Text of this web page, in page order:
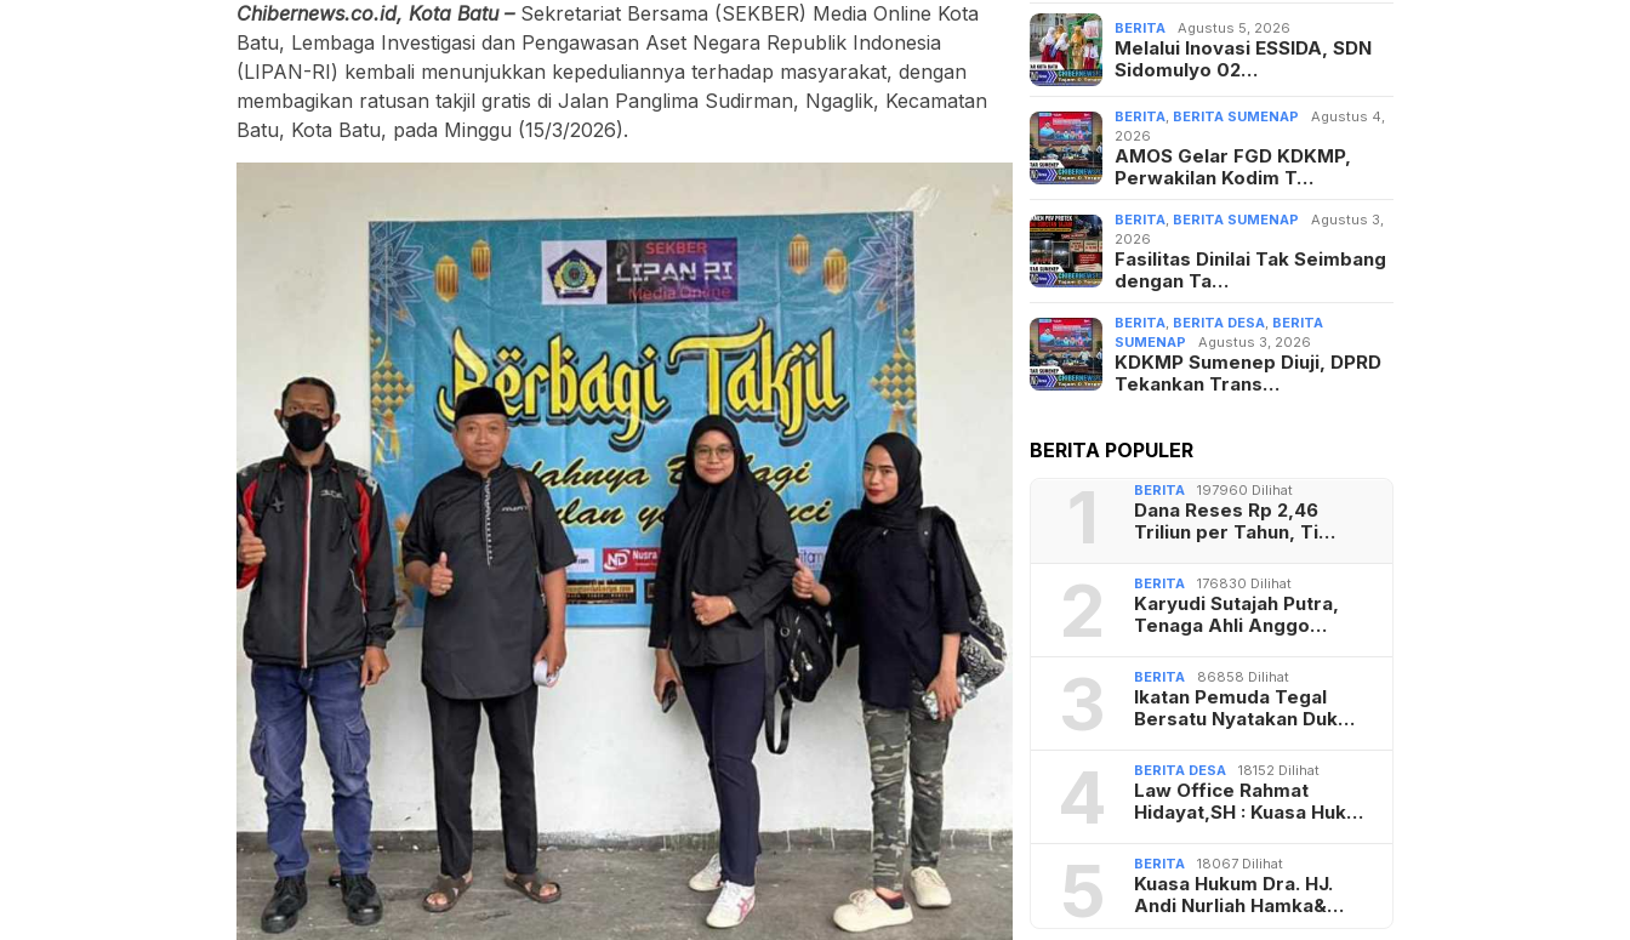
Chibernews.co.id, Kota Batu –Sekretariat Bersama (SEKBER) Media Online Kota
Batu, Lembaga Investigasi dan Pengawasan Aset Negara Republik Indonesia
(LIPAN-RI) kembali menunjukkan kepeduliannya terhadap masyarakat, dengan
membagikan ratusan takjil gratis di Jalan Panglima Sudirman, Ngaglik, Kecamatan
Batu, Kota Batu, pada Minggu (15/3/2026).
BERITA Agustus 5, 2026
Melalui Inovasi ESSIDA, SDN
Sidomulyo 02…
BERITA BERITA SUMENAP
Agustus 4,
2026
AMOS Gelar FGD KDKMP,
Perwakilan Kodim T…
BERITA BERITA SUMENAP
Agustus 3,
2026
Fasilitas Dinilai Tak Seimbang
dengan Ta…
BERITA BERITA DESA BERITA
SUMENAP
Agustus 3, 2026
KDKMP Sumenep Diuji, DPRD
Tekankan Trans…
BERITA POPULER
1 BERITA 197960 Dilihat
Dana Reses Rp 2,46
Triliun per Tahun, Ti…
2 BERITA 176830 Dilihat
Karyudi Sutajah Putra,
Tenaga Ahli Anggo…
3 BERITA 86858 Dilihat
Ikatan Pemuda Tegal
Bersatu Nyatakan Duk…
4 BERITA DESA 18152 Dilihat
Law Office Rahmat
Hidayat,SH : Kuasa Huk…
5 BERITA 18067 Dilihat
Kuasa Hukum Dra. HJ.
Andi Nurliah Hamka&…